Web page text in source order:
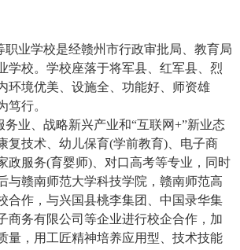
职业学校是经赣州市行政审批局、教育局
学校。学校座落于将军县、红军县、烈
环境优美、设施全、功能好、师资雄
笃行。
务业、战略新兴产业和“互联网+”新业态
复技术、幼儿保育(学前教育)、电子商
政服务(育婴师)、对口高考等专业，同时
与赣南师范大学科技学院，赣南师范高
合作，与兴国县桃李集团、中国录华集
商务有限公司等企业进行校企合作，加
量，用工匠精神培养应用型、技术技能